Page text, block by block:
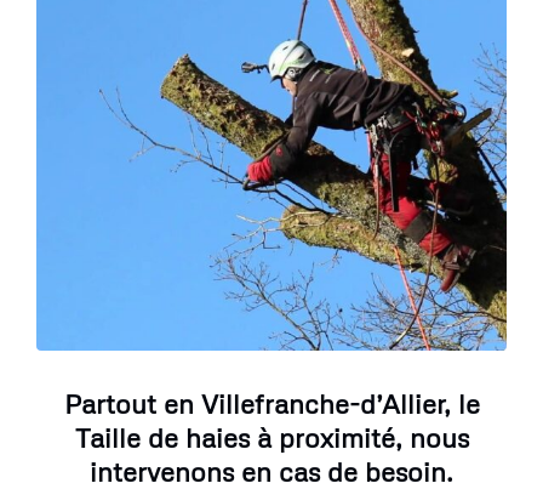
Partout en Villefranche-d’Allier, le
Taille de haies à proximité, nous
intervenons en cas de besoin.